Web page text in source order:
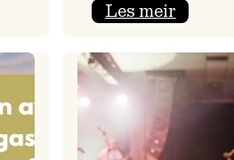
Les meir:
2026